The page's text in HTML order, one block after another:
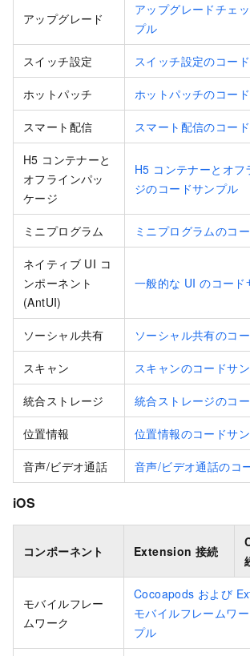
アップグレード
アップグレードチェ
プル
スイッチ設定 スイッチ設定のコー
ホットパッチ ホットパッチのコー
スマート配信 スマート配信のコー
H5 コンテナーと
オフラインパッ
ケージ
H5 コンテナーとオフ
ジのコードサンプル
ミニプログラム ミニプログラムのコ
ネイティブ UI コ
ンポーネント
(AntUI)
一般的な UI のコード
ソーシャル共有 ソーシャル共有のコ
スキャン スキャンのコードサ
統合ストレージ 統合ストレージのコ
位置情報 位置情報のコードサ
音声/ビデオ通話 音声/ビデオ通話のコ
iOS
コンポーネント Extension 接続
モバイルフレー
ムワーク
Cocoapods および
モバイルフレームワ
プル